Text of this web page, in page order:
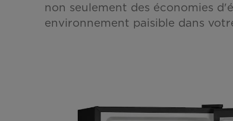
non seulement des économies
environnement paisible dans